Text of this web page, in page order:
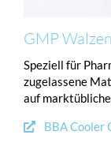
GMP
Speziell für
zugelassene
auf
BBA Cooler